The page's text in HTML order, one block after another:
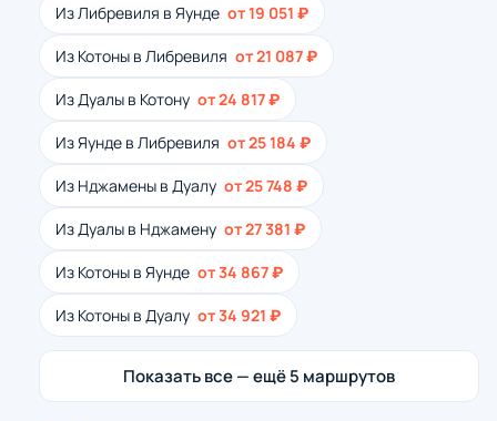
Из Либревиля в Яунде от 19 051 ₽
Из Котоны в Либревиля от 21 087 ₽
Из Дуалы в Котону от 24 817 ₽
Из Яунде в Либревиля от 25 184 ₽
Из Нджамены в Дуалу от 25 748 ₽
Из Дуалы в Нджамену от 27 381 ₽
Из Котоны в Яунде от 34 867 ₽
Из Котоны в Дуалу от 34 921 ₽
Показать все — ещё 5 маршрутов